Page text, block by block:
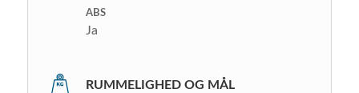
ABS
Ja
RUMMELIGHED OG MÅL